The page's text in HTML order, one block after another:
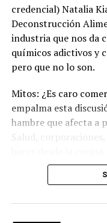
credencial) Natalia
Deconstrucción
industria que nos da
químicos adictivos y
pero que no lo son.
Mitos: ¿Es caro
empalma esta
hambre que afecta a
Salud,
(Escuchá el